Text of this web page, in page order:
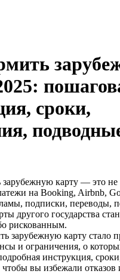
сроки,
карту — это не
на Booking, Airbnb,
подписки, переводы,
другого государства
рискованным.
зарубежную карту стало
и ограничения, о
инструкция,
вы избежали отказов